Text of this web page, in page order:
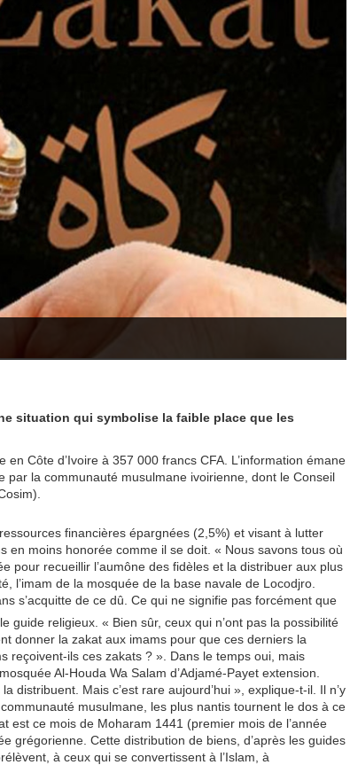
situation qui symbolise la faible place que les
Côte d’Ivoire à 357 000 francs CFA. L’information émane
la communauté musulmane ivoirienne, dont le Conseil
financières épargnées (2,5%) et visant à lutter
moins honorée comme il se doit. « Nous savons tous où
pour recueillir l’aumône des fidèles et la distribuer aux plus
l’imam de la mosquée de la base navale de Locodjro.
s’acquitte de ce dû. Ce qui ne signifie pas forcément que
guide religieux. « Bien sûr, ceux qui n’ont pas la possibilité
donner la zakat aux imams pour que ces derniers la
reçoivent-ils ces zakats ? ». Dans le temps oui, mais
Al-Houda Wa Salam d’Adjamé-Payet extension.
distribuent. Mais c’est rare aujourd’hui », explique-t-il. Il n’y
musulmane, les plus nantis tournent le dos à ce
est ce mois de Moharam 1441 (premier mois de l’année
grégorienne. Cette distribution de biens, d’après les guides
à ceux qui se convertissent à l’Islam, à